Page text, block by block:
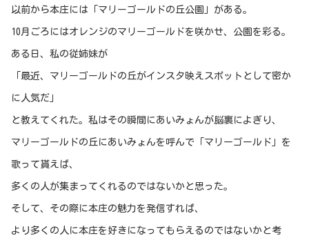
以前から本庄には「マリーゴールドの丘公園」がある。
10月ごろにはオレンジのマリーゴールドを咲かせ、公園を彩る。
ある日、私の従姉妹が
「最近、マリーゴールドの丘がインスタ映えスポットとして密か
に人気だ」
と教えてくれた。私はその瞬間にあいみょんが脳裏によぎり、
マリーゴールドの丘にあいみょんを呼んで「マリーゴールド」を
歌って貰えば、
多くの人が集まってくれるのではないかと思った。
そして、その際に本庄の魅力を発信すれば、
より多くの人に本庄を好きになってもらえるのではないかと考